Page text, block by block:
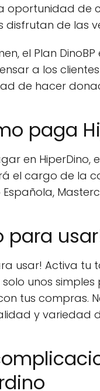
oportunidad de
disfrutan de las
el Plan
a los
de hacer
paga
en
el cargo de la
para
usar! Activa
unos
tus compras.
y variedad